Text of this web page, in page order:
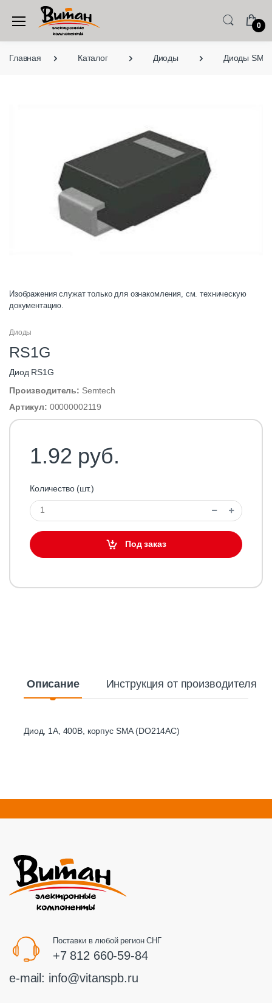
0
Главная Каталог Диоды Диоды SMD
Изображения служат только для ознакомления, см. техническую
документацию.
Диоды
RS1G
Диод RS1G
Производитель: Semtech
Артикул: 00000002119
1.92 руб.
Количество (шт.)
Под заказ
Описание Инструкция от производителя
Диод, 1А, 400В, корпус SMA (DO214AC)
Поставки в любой регион СНГ
+7 812 660-59-84
e-mail: info@vitanspb.ru